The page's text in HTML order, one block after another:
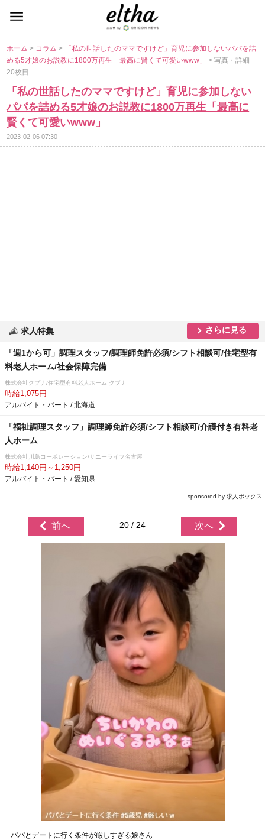
ホーム> コラム>
「私の世話したのママですけど」育児に参加しないパパを詰
める5才娘のお説教に1800万再生「最高に賢くて可愛いwww」> 写真・詳細
20枚目
「私の世話したのママですけど」育児に参加しない
パパを詰める5才娘のお説教に1800万再生「最高に
賢くて可愛いwww」
2023-02-06 07:30
求人特集 さらに見る
「週1から可」調理スタッフ/調理師免許必須/シフト相談可/住宅型有
料老人ホーム/社会保障完備
株式会社クプナ/住宅型有料老人ホーム クプナ
時給1,075円
アルバイト・パート / 北海道
「福祉調理スタッフ」調理師免許必須/シフト相談可/介護付き有料老
人ホーム
株式会社川島コーポレーション/サニーライフ名古屋
時給1,140円～1,250円
アルバイト・パート / 愛知県
sponsored by 求人ボックス
前へ 20 / 24 次へ
パパとデートに行く条件が厳しすぎる娘さん